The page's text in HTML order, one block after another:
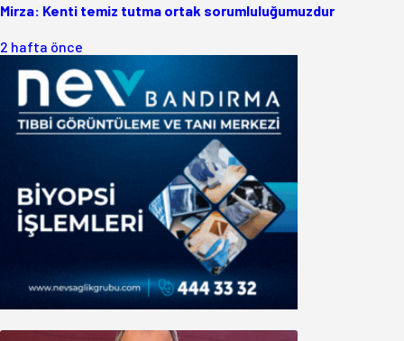
Mirza: Kenti temiz tutma ortak sorumluluğumuzdur
2 hafta önce